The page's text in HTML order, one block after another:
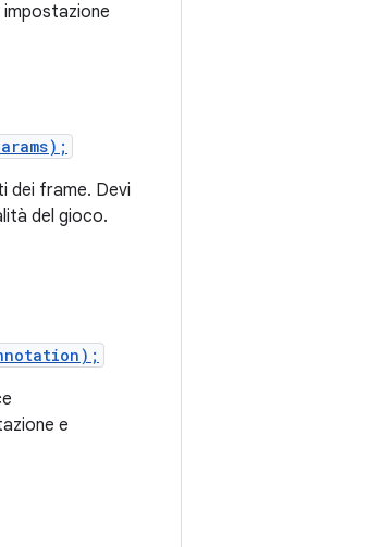
dei frame. Devi
del gioco.
e